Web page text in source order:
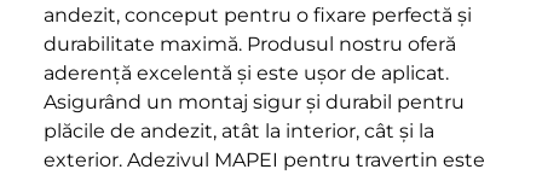
andezit, conceput pentru o fixare perfectă și
durabilitate maximă. Produsul nostru oferă
aderență excelentă și este ușor de aplicat.
Asigurând un montaj sigur și durabil pentru
plăcile de andezit, atât la interior, cât și la
exterior. Adezivul MAPEI pentru travertin este